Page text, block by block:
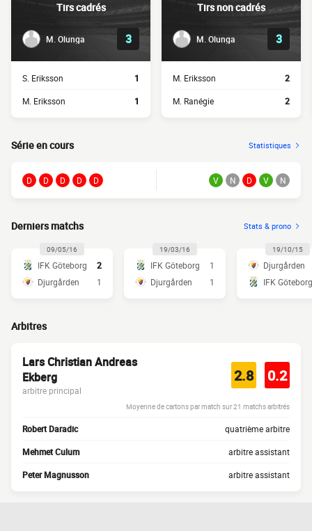
Tirs cadrés
M. Olunga 3
S. Eriksson 1
M. Eriksson 1
Tirs non cadrés
M. Olunga 3
M. Eriksson 2
M. Ranégie 2
Série en cours Statistiques
D D D D D V N D V N
Derniers matchs Stats & prono
09/05/16
IFK Göteborg
2
Djurgården
1
19/03/16
IFK Göteborg
1
Djurgården
1
19/10/15
Djurgården
IFK Göteborg
Arbitres
Lars Christian Andreas
Ekberg
arbitre principal
2.8 0.2
Moyenne de cartons par match sur 21 matchs arbitrés
Robert Daradic quatrième arbitre
Mehmet Culum arbitre assistant
Peter Magnusson arbitre assistant